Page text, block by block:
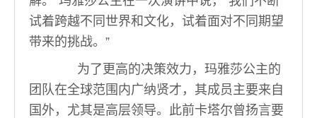
试着跨越不同世界和文化，试着面对不同期望
带来的挑战。”
为了更高的决策效力，玛雅莎公主的
团队在全球范围内广纳贤才，其成员主要来自
国外，尤其是高层领导。此前卡塔尔曾扬言要